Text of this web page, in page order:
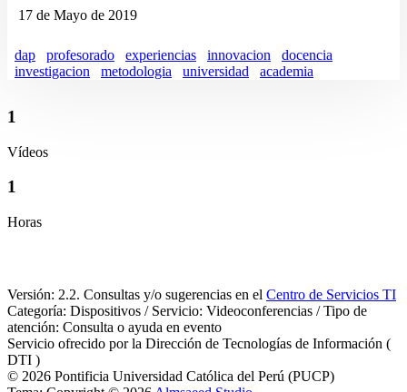
17 de Mayo de 2019
dap profesorado experiencias innovacion
docencia
investigacion
metodologia universidad academia
1
Vídeos
1
Horas
Versión: 2.2. Consultas y/o sugerencias en el Centro de Servicios TI
Categoría: Dispositivos / Servicio: Videoconferencias / Tipo de
atención: Consulta o ayuda en evento
Servicio ofrecido por la Dirección de Tecnologías de Información (
DTI )
© 2026 Pontificia Universidad Católica del Perú (PUCP)